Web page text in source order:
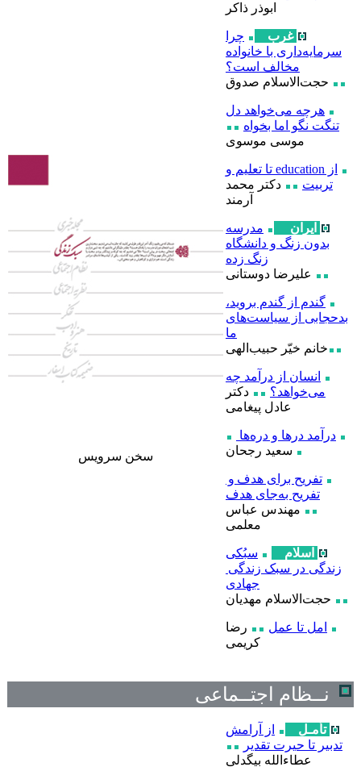
ابوذر ذاکر
غرب
چرا
سرمایه‌داری با خانواده
مخالف است؟
حجت‌الاسلام صدوق
هرچه می‌خواهد دل
تنگت نگو اما بخواه
موسی موسوی
از education تا تعلیم و
تربیت
دكتر محمد
آرمند
ایران
مدرسه
بدون زنگ و دانشگاه
زنگ زده
علیرضا دوستانی
گندم از گندم بروید،
بدحجابی از سیاست‌‌‌های
ما
خانم خیّر حبیب‌الهی
انسان از درآمد چه
می‌‌خواهد؟
دکتر
عادل پیغامی
درآمد درها و دره‌ها
سعید رجحان
تفریح برای هدف و
تفریح به‌‌جای هدف
مهندس عباس
معلمی
اسلام
سبُکی
زندگی در سبک زندگی
جهادی
حجت‌الاسلام مهدیان
امل تا عمل
رضا
کریمی
سخن سرويس
نــظام اجتــماعی
تأمـل
از آرامش
تدبیر تا حیرت تقدیر
عطاءالله بیگدلی